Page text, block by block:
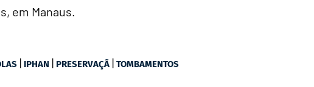
em Manaus.
| IPHAN | PRESERVAÇÃ | TOMBAMENTOS